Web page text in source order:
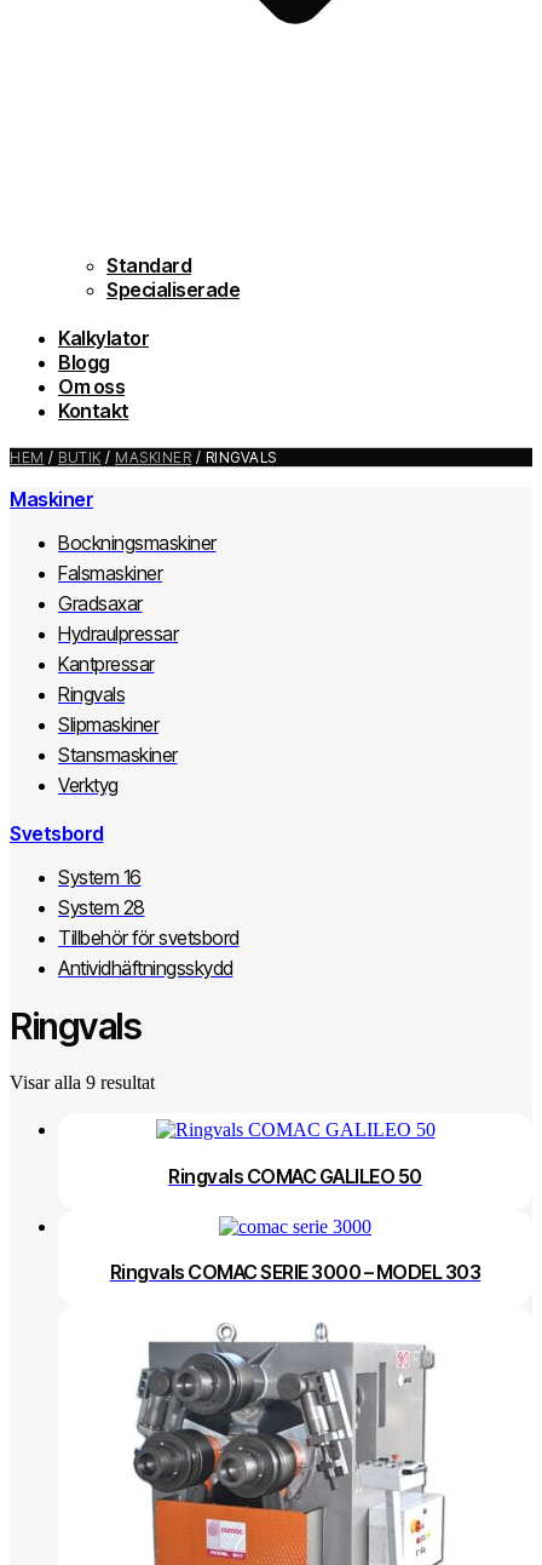
Standard
Specialiserade
Kalkylator
Blogg
Om oss
Kontakt
HEM / BUTIK / MASKINER / RINGVALS
Maskiner
Bockningsmaskiner
Falsmaskiner
Gradsaxar
Hydraulpressar
Kantpressar
Ringvals
Slipmaskiner
Stansmaskiner
Verktyg
Svetsbord
System 16
System 28
Tillbehör för svetsbord
Antividhäftningsskydd
Ringvals
Visar alla 9 resultat
Ringvals COMAC GALILEO 50
Ringvals COMAC SERIE 3000 – MODEL 303